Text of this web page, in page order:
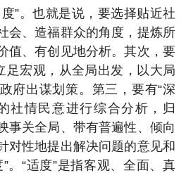
”。也就是说，要选择贴近社
会、造福群众的角度，提炼所
值、有创见地分析。其次，要
足宏观，从全局出发，以大局
府出谋划策。第三，要有“深
社情民意进行综合分析，归
事关全局、带有普遍性、倾向
对性地提出解决问题的意见和
。“适度”是指客观、全面、真